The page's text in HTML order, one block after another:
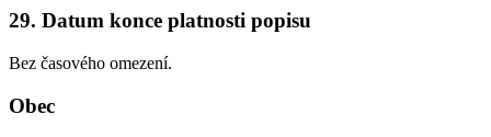
29. Datum konce platnosti popisu
Bez časového omezení.
Obec